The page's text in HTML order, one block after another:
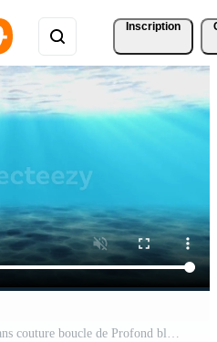
Inscription
haute qualité à la perfection sans couture boucle de Profond bleu océan vagues de sous-marin arrière-plan, lumière des rayons brillant par Vidéo Pro